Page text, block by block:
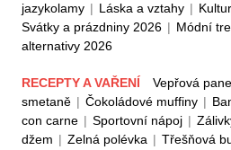
jazykolamy | Láska a vztahy |
Svátky a prázdniny 2026 | Módní
alternativy 2026
RECEPTY A VAŘENÍ Vepřová
smetaně | Čokoládové muffiny |
con carne | Sportovní nápoj |
džem | Zelná polévka | Třešňová